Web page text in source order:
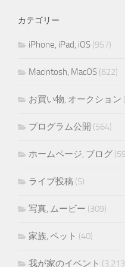
カテゴリー
iPhone, iPad, iOS (957)
Macintosh, MacOS (622)
お買い物, オークション
プログラム公開 (564)
ホームページ, ブログ
ライブ投稿 (5)
写真, ムービー (309)
家族, ペット (40)
我が家のイベント